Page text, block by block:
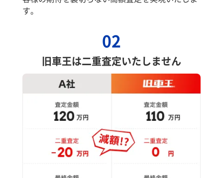
す。
02
旧車王は二重査定いたしません